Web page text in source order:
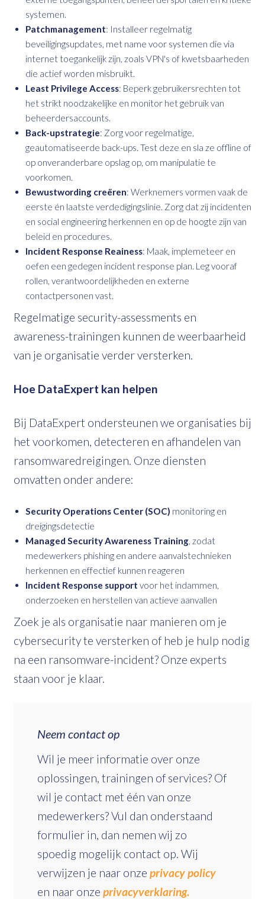
systemen.
Patchmanagement: Installeer regelmatig
beveiligingsupdates, met name voor systemen die via
internet toegankelijk zijn, zoals VPN's of kwetsbaarheden
die actief worden misbruikt.
Least Privilege Access: Beperk gebruikersrechten tot
het strikt noodzakelijke en monitor het gebruik van
beheerdersaccounts.
Back-upstrategie: Zorg voor regelmatige,
geautomatiseerde back-ups. Test deze en sla ze offline of
op onveranderbare opslag op, om manipulatie te
voorkomen.
Bewustwording creëren: Werknemers vormen vaak de
eerste én laatste verdedigingslinie. Zorg dat zij incidenten
en social engineering herkennen en op de hoogte zijn van
beleid en procedures.
Incident Response Reainess: Maak, implemeteer en
oefen een gedegen incident response plan. Leg vooraf
rollen, verantwoordelijkheden en externe
contactpersonen vast.
Regelmatige security-assessments en
awareness-trainingen kunnen de weerbaarheid
van je organisatie verder versterken.
Hoe DataExpert kan helpen
Bij DataExpert ondersteunen we organisaties bij
het voorkomen, detecteren en afhandelen van
ransomwaredreigingen. Onze diensten
omvatten onder andere:
Security Operations Center (SOC) monitoring en
dreigingsdetectie
Managed Security Awareness Training, zodat
medewerkers phishing en andere aanvalstechnieken
herkennen en effectief kunnen reageren
Incident Response support voor het indammen,
onderzoeken en herstellen van actieve aanvallen
Zoek je als organisatie naar manieren om je
cybersecurity te versterken of heb je hulp nodig
na een ransomware-incident? Onze experts
staan voor je klaar.
Neem contact op
Wil je meer informatie over onze
oplossingen, trainingen of services? Of
wil je contact met één van onze
medewerkers? Vul dan onderstaand
formulier in, dan nemen wij zo
spoedig mogelijk contact op. Wij
verwijzen je naar onze privacy policy
en naar onze privacyverklaring.